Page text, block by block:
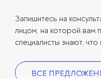
Запишитесь на
лицом, на которой вам
специалисты знают,
ВСЕ